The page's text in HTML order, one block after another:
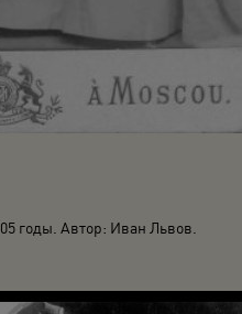
годы. Автор: Иван Львов.